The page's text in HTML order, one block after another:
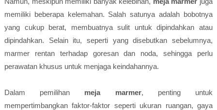
memiliki beberapa kelemahan. Salah satunya adalah bobotnya
yang cukup berat, membuatnya sulit untuk dipindahkan atau
dipindahkan. Selain itu, seperti yang disebutkan sebelumnya,
marmer rentan terhadap goresan dan noda, sehingga perlu
perawatan khusus untuk menjaga keindahannya.
Dalam pemilihan meja marmer, penting untuk
mempertimbangkan faktor-faktor seperti ukuran ruangan, gaya